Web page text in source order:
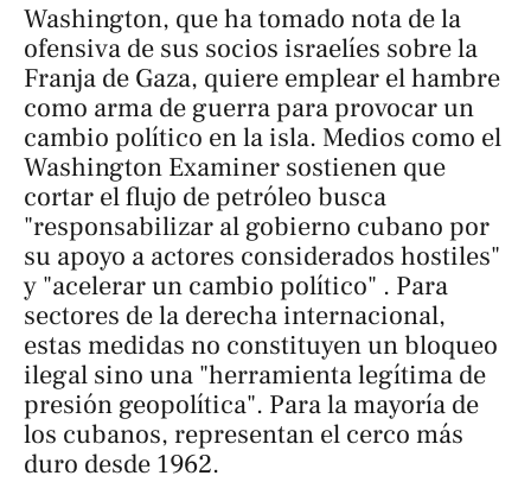
Washington, que ha tomado nota de la
ofensiva de sus socios israelíes sobre la
Franja de Gaza, quiere emplear el hambre
como arma de guerra para provocar un
cambio político en la isla. Medios como el
Washington Examiner sostienen que
cortar el flujo de petróleo busca
"responsabilizar al gobierno cubano por
su apoyo a actores considerados hostiles"
y "acelerar un cambio político" . Para
sectores de la derecha internacional,
estas medidas no constituyen un bloqueo
ilegal sino una "herramienta legítima de
presión geopolítica". Para la mayoría de
los cubanos, representan el cerco más
duro desde 1962.